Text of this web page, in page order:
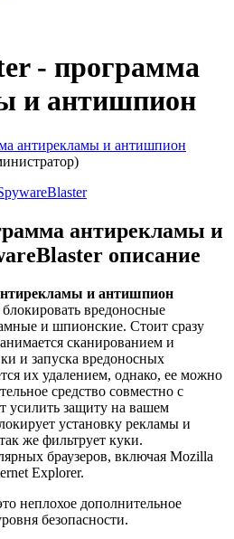
- программа
и антишпион
антирекламы и антишпион
антирекламы и
описание
и антишпион
блокировать вредоносные
и шпионские. Стоит сразу
сканированием и
и запуска вредоносных
их удалением, однако, ее можно
средство совместно с
усилить защиту на вашем
установку рекламы и
же фильтрует куки.
браузеров, включая Mozilla
Explorer.
неплохое дополнительное
безопасности.